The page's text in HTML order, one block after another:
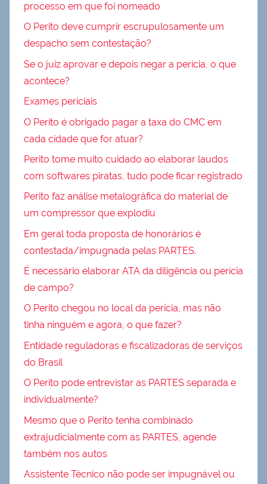
processo em que foi nomeado
O Perito deve cumprir escrupulosamente um
despacho sem contestação?
Se o juiz aprovar e depois negar a perícia, o que
acontece?
Exames periciais
O Perito é obrigado pagar a taxa do CMC em
cada cidade que for atuar?
Perito tome muito cuidado ao elaborar laudos
com softwares piratas, tudo pode ficar registrado
Perito faz análise metalográfica do material de
um compressor que explodiu
Em geral toda proposta de honorários é
contestada/impugnada pelas PARTES.
É necessário elaborar ATA da diligência ou perícia
de campo?
O Perito chegou no local da perícia, mas não
tinha ninguém e agora, o que fazer?
Entidade reguladoras e fiscalizadoras de serviços
do Brasil
O Perito pode entrevistar as PARTES separada e
individualmente?
Mesmo que o Perito tenha combinado
extrajudicialmente com as PARTES, agende
também nos autos
Assistente Técnico não pode ser impugnável ou